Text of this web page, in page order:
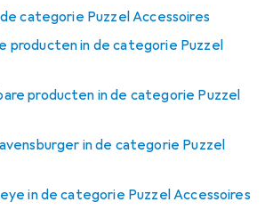
categorie Puzzel Accessoires
producten in de categorie Puzzel
producten in de categorie Puzzel
in de categorie Puzzel
in de categorie Puzzel Accessoires